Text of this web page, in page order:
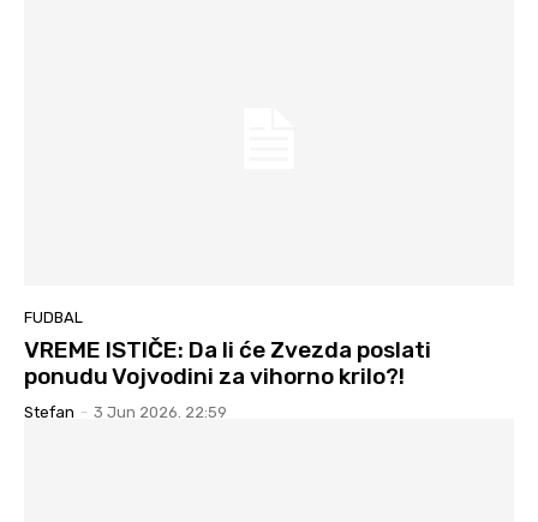
FUDBAL
VREME ISTIČE: Da li će Zvezda poslati
ponudu Vojvodini za vihorno krilo?!
Stefan - 3 Jun 2026. 22:59